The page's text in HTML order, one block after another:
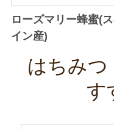
ローズマリー蜂蜜(
イン産)
はちみつ
す